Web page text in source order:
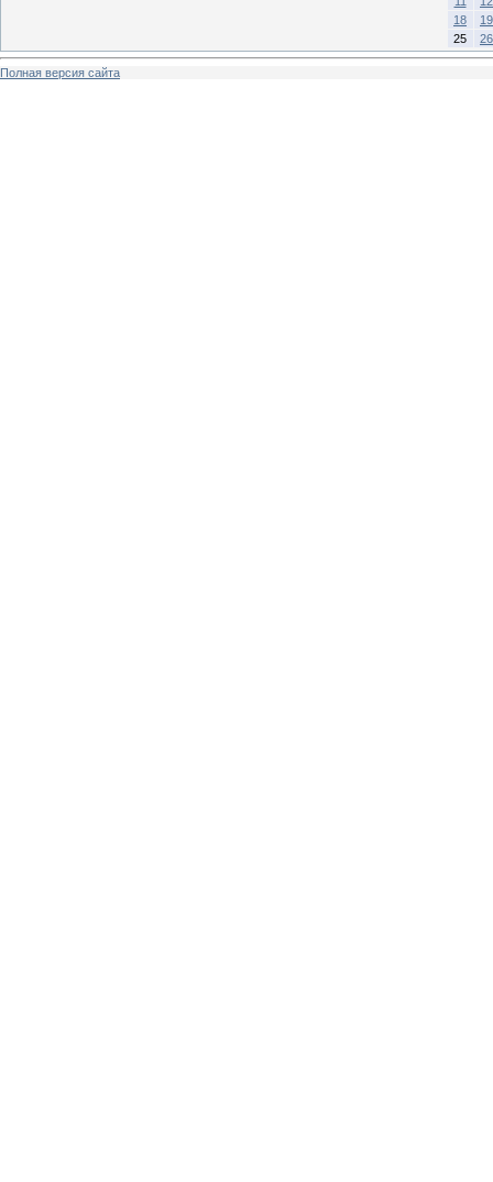
18
19
25
26
Полная версия сайта